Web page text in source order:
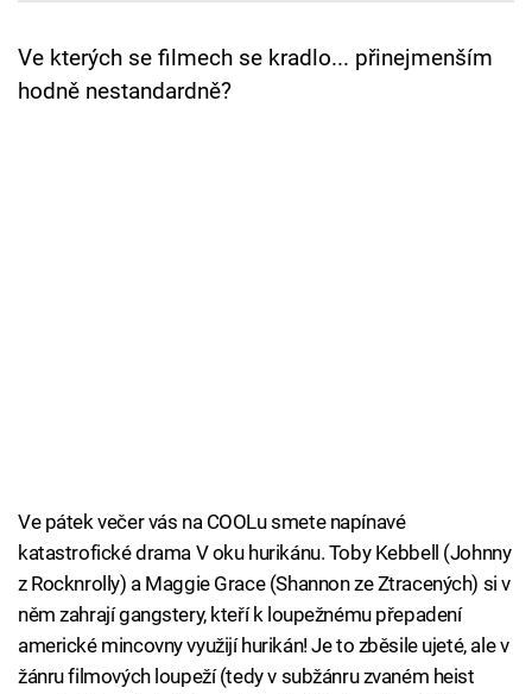
Ve kterých se filmech se kradlo... přinejmenším
hodně nestandardně?
Ve pátek večer vás na COOLu smete napínavé
katastrofické drama V oku hurikánu. Toby Kebbell (Johnny
z Rocknrolly) a Maggie Grace (Shannon ze Ztracených) si v
něm zahrají gangstery, kteří k loupežnému přepadení
americké mincovny využijí hurikán! Je to zběsile ujeté, ale v
žánru filmových loupeží (tedy v subžánru zvaném heist